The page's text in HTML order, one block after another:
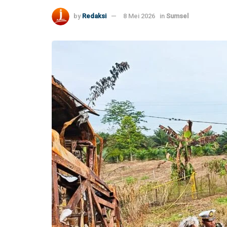
by Redaksi 8 Mei 2026 in Sumsel